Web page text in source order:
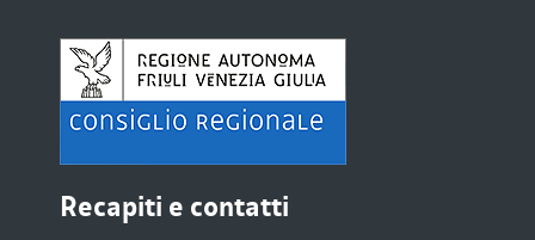
Recapiti e contatti